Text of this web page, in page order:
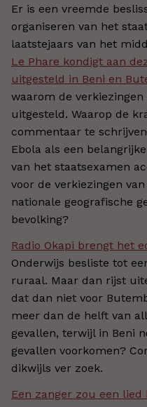
Er is een vreemde
organiseren van het
laatstejaars van het
Le Phare kondigt aan
uitgesteld in Beni en
waarom de
uitgesteld. Waarop de
commentaar te
Ebola als een
van het staatsexamen
voor de verkiezingen
nationale geografische
bevolking?
Radio Okapi brengt het
Onderwijs besliste tot
ruraal. Maar dan rijst
dat dan niet voor
meer dan de helft van
gevallen, terwijl in Beni
gevallen voorkomen?
dikwijls ver zoek.
Een zanger zou een lied